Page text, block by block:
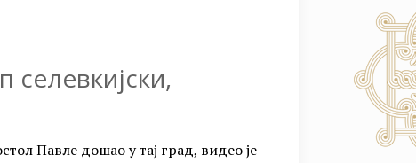
селевкијски,
Павле дошао у тај град, видео је